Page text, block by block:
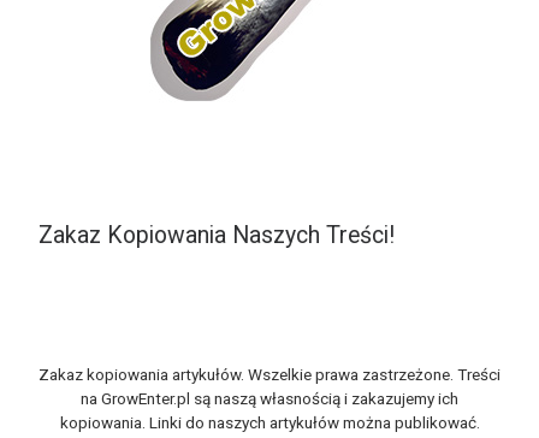
Zakaz Kopiowania Naszych Treści!
Zakaz kopiowania artykułów. Wszelkie prawa zastrzeżone. Treści
na GrowEnter.pl są naszą własnością i zakazujemy ich
kopiowania. Linki do naszych artykułów można publikować.